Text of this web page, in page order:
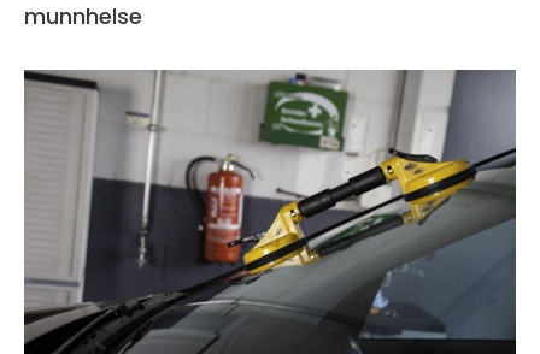
munnhelse